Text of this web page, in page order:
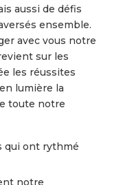
aussi de défis
ensemble.
avec vous notre
sur les
les réussites
lumière la
toute notre
qui ont rythmé
notre